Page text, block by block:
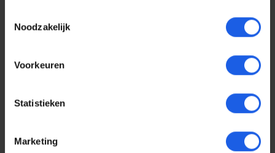
Noodzakelijk
Voorkeuren
Statistieken
Marketing